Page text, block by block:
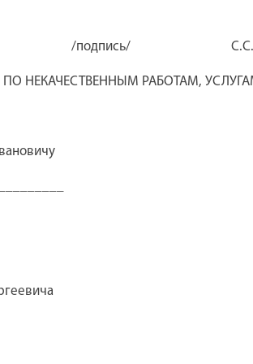
/подпись/
ПО НЕКАЧЕСТВЕННЫМ РАБОТАМ,